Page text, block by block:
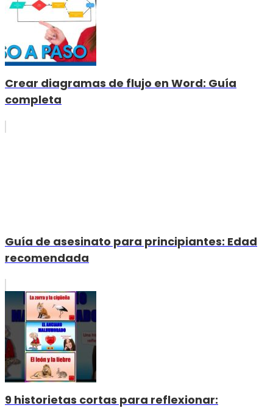
Crear diagramas de flujo en Word: Guía
completa
Guía de asesinato para principiantes: Edad
recomendada
9 historietas cortas para reflexionar: